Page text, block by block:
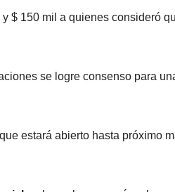
$ 150 mil a quienes consideró
se logre consenso para
que estará abierto hasta próximo